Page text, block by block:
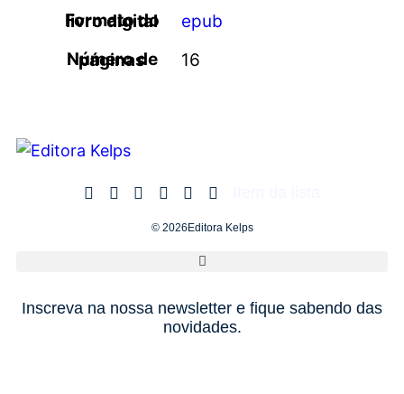
Formato do livro digital
epub
Número de páginas
16
© 2026Editora Kelps
Inscreva na nossa newsletter e fique sabendo das
novidades.